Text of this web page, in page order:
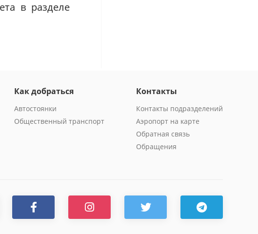
в разделе
Как добраться
Автостоянки
Общественный транспорт
Контакты
Контакты подразделений
Аэропорт на карте
Обратная связь
Обращения